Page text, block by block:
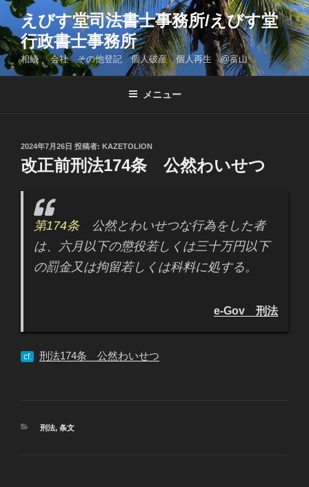
コ
ン
テ
ン
ツ
えびす堂司法書士事務所/えびす堂
行政書士事務所
相続 会社 その他登記 個人破産 個人再生 @富山
メニュー
投
稿
日:
2024年7月26日 投稿者: KAZETOLION
改正前刑法174条 公然わいせつ
第174条公然とわいせつな行為をした者
は、六月以下の懲役若しくは三十万円以下
の罰金又は拘留若しくは科料に処する。
e-Gov 刑法
cf. 刑法174条 公然わいせつ
カ
刑法, 条文